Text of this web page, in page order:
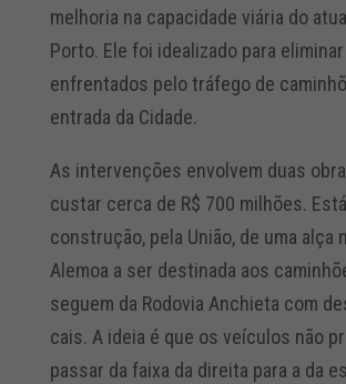
melhoria na capacidade viária do
Porto. Ele foi idealizado para
enfrentados pelo tráfego de
entrada da Cidade.
As intervenções envolvem duas
custar cerca de R$ 700 milhões.
construção, pela União, de uma alça
Alemoa a ser destinada aos
seguem da Rodovia Anchieta com
cais. A ideia é que os veículos não
passar da faixa da direita para a da